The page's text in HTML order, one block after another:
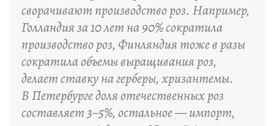
сворачивают производство роз. Например,
Голландия за 10 лет на 90% сократила
производство роз, Финляндия тоже в разы
сократила объемы выращивания роз,
делает ставку на герберы, хризантемы.
В Петербурге доля отечественных роз
составляет 3–5%, остальное — импорт,